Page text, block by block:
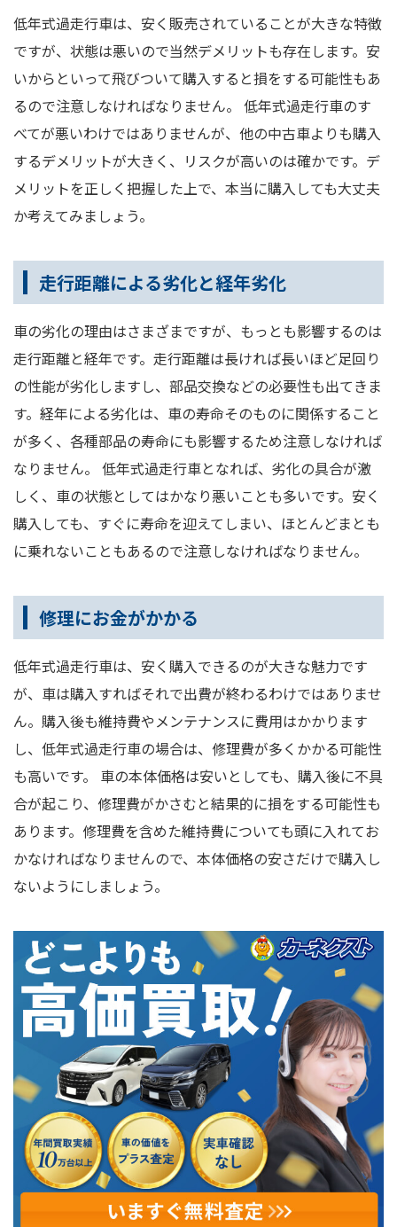
低年式過走行車は、安く販売されていることが大きな特徴
ですが、状態は悪いので当然デメリットも存在します。安
いからといって飛びついて購入すると損をする可能性もあ
るので注意しなければなりません。 低年式過走行車のす
べてが悪いわけではありませんが、他の中古車よりも購入
するデメリットが大きく、リスクが高いのは確かです。デ
メリットを正しく把握した上で、本当に購入しても大丈夫
か考えてみましょう。
走行距離による劣化と経年劣化
車の劣化の理由はさまざまですが、もっとも影響するのは
走行距離と経年です。走行距離は長ければ長いほど足回り
の性能が劣化しますし、部品交換などの必要性も出てきま
す。経年による劣化は、車の寿命そのものに関係すること
が多く、各種部品の寿命にも影響するため注意しなければ
なりません。 低年式過走行車となれば、劣化の具合が激
しく、車の状態としてはかなり悪いことも多いです。安く
購入しても、すぐに寿命を迎えてしまい、ほとんどまとも
に乗れないこともあるので注意しなければなりません。
修理にお金がかかる
低年式過走行車は、安く購入できるのが大きな魅力です
が、車は購入すればそれで出費が終わるわけではありませ
ん。購入後も維持費やメンテナンスに費用はかかります
し、低年式過走行車の場合は、修理費が多くかかる可能性
も高いです。 車の本体価格は安いとしても、購入後に不具
合が起こり、修理費がかさむと結果的に損をする可能性も
あります。修理費を含めた維持費についても頭に入れてお
かなければなりませんので、本体価格の安さだけで購入し
ないようにしましょう。